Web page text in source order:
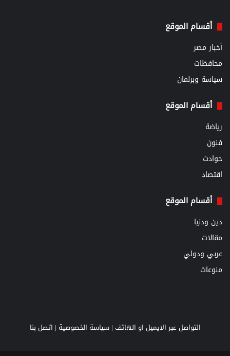
أقسام الموقع
أخبار مصر
محافظات
سياسة وبرلمان
أقسام الموقع
رياضة
فنون
حوادث
اقتصاد
أقسام الموقع
دين ودنيا
مقالات
عربي ودولي
منوعات
التواصل عبر الايميل او الهاتف |سياسة الخصوصية | اتصل بنا